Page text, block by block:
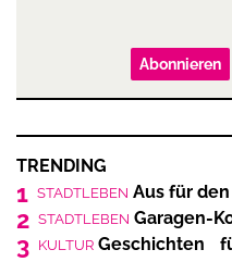
Abonnieren
TRENDING
1 STADTLEBEN Aus für
2 STADTLEBEN Garagen-
3 KULTUR Geschichten